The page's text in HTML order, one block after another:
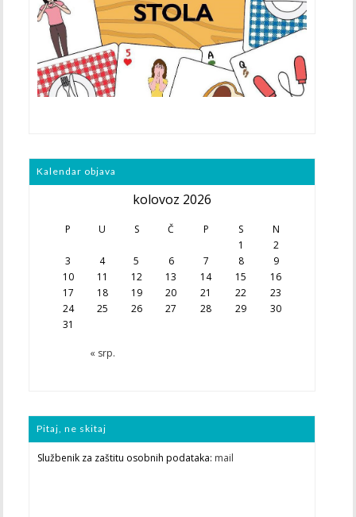
Kalendar objava
kolovoz 2026
P U S Č P S N
« srp.
1
2
3
4 5 6 7 8
9
10
11 12 13 14 15
16
17
18 19 20 21 22
23
24
25 26 27 28 29
30
31
Pitaj, ne skitaj
Službenik za zaštitu osobnih podataka: mail